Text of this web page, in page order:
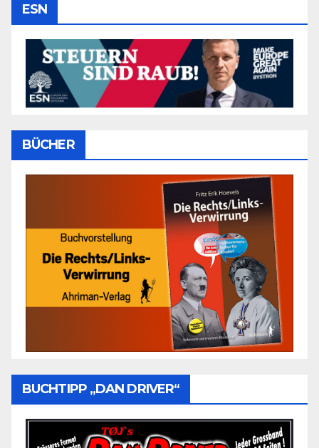
ESN
BÜCHER
BUCHTIPP „DAN DRIVER“